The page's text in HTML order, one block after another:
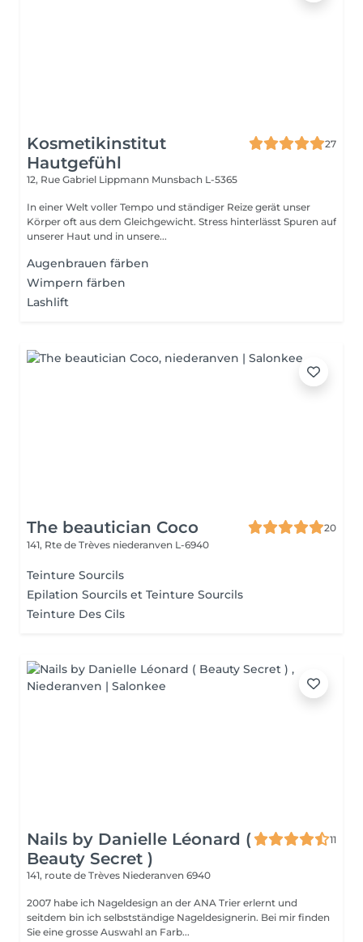
Kosmetikinstitut
Hautgefühl
27
12, Rue Gabriel Lippmann Munsbach L-5365
In einer Welt voller Tempo und ständiger Reize gerät unser
Körper oft aus dem Gleichgewicht. Stress hinterlässt Spuren auf
unserer Haut und in unsere...
Augenbrauen färben
Wimpern färben
Lashlift
The beautician Coco
20
141, Rte de Trèves niederanven L-6940
Teinture Sourcils
Epilation Sourcils et Teinture Sourcils
Teinture Des Cils
Nails by Danielle Léonard (
Beauty Secret )
11
141, route de Trèves Niederanven 6940
2007 habe ich Nageldesign an der ANA Trier erlernt und
seitdem bin ich selbstständige Nageldesignerin. Bei mir finden
Sie eine grosse Auswahl an Farb...